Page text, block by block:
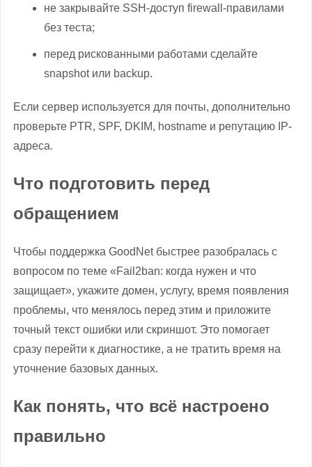
не закрывайте SSH-доступ firewall-правилами
без теста;
перед рискованными работами сделайте
snapshot или backup.
Если сервер используется для почты, дополнительно
проверьте PTR, SPF, DKIM, hostname и репутацию IP-
адреса.
Что подготовить перед
обращением
Чтобы поддержка GoodNet быстрее разобралась с
вопросом по теме «Fail2ban: когда нужен и что
защищает», укажите домен, услугу, время появления
проблемы, что менялось перед этим и приложите
точный текст ошибки или скриншот. Это помогает
сразу перейти к диагностике, а не тратить время на
уточнение базовых данных.
Как понять, что всё настроено
правильно